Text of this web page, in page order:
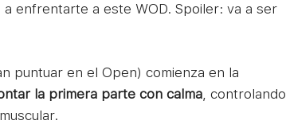
enfrentarte a este WOD. Spoiler: va a ser
puntuar en el Open) comienza en la
la primera parte con calma, controlando